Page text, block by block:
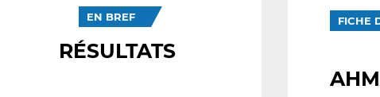
EN BREF
RÉSULTATS
FICHE